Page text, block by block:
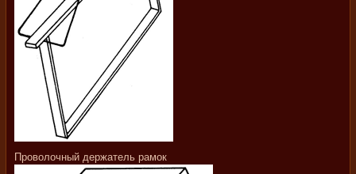
Проволочный держатель рамок